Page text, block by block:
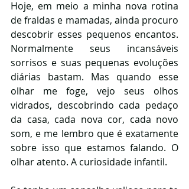
Hoje, em meio a minha nova rotina
de fraldas e mamadas, ainda procuro
descobrir esses pequenos encantos.
Normalmente seus incansáveis
sorrisos e suas pequenas evoluções
diárias bastam. Mas quando esse
olhar me foge, vejo seus olhos
vidrados, descobrindo cada pedaço
da casa, cada nova cor, cada novo
som, e me lembro que é exatamente
sobre isso que estamos falando. O
olhar atento. A curiosidade infantil.